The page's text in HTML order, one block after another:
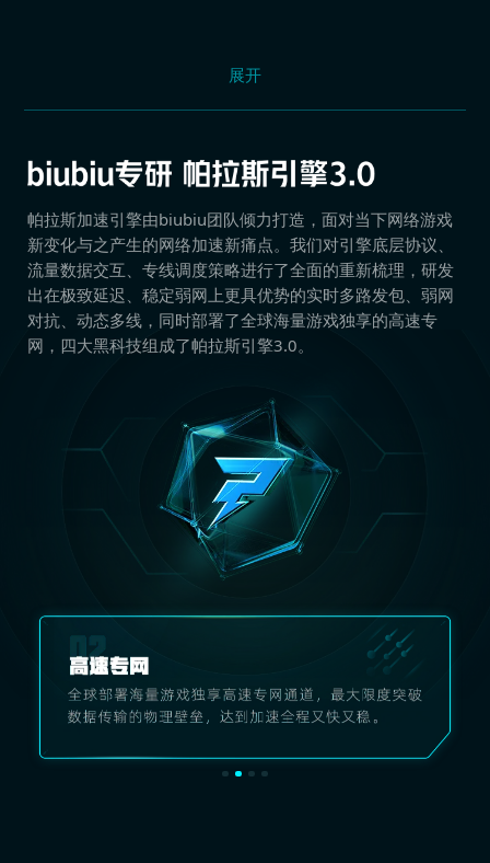
展开
帕拉斯加速引擎由biubiu团队倾力打造，面对当下网络游戏
新变化与之产生的网络加速新痛点。我们对引擎底层协议、
流量数据交互、专线调度策略进行了全面的重新梳理，研发
出在极致延迟、稳定弱网上更具优势的实时多路发包、弱网
对抗、动态多线，同时部署了全球海量游戏独享的高速专
网，四大黑科技组成了帕拉斯引擎3.0。